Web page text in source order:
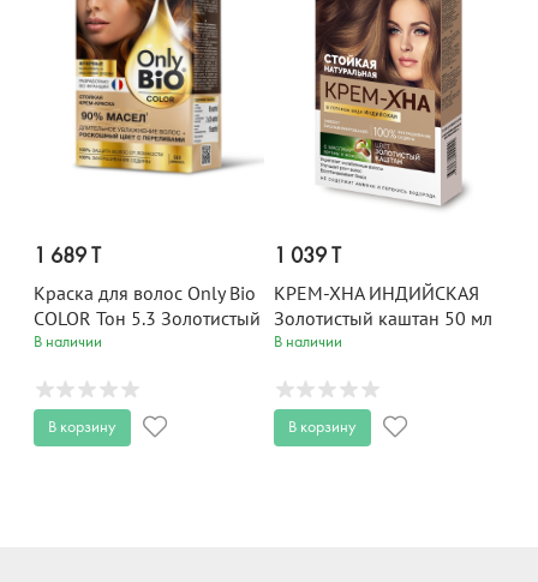
1 689 T
Краска для волос Only Bio
COLOR Тон 5.3 Золотистый
каштан 115 мл
В наличии
В корзину
1 039 T
КРЕМ-ХНА ИНДИЙСКАЯ
Золотистый каштан 50 мл
В наличии
В корзину